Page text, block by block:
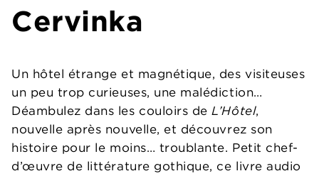
Cervinka
Un hôtel étrange et magnétique, des visiteuses
un peu trop curieuses, une malédiction…
Déambulez dans les couloirs deL’Hôtel,
nouvelle après nouvelle, et découvrez son
histoire pour le moins… troublante. Petit chef-
d’œuvre de littérature gothique, ce livre audio